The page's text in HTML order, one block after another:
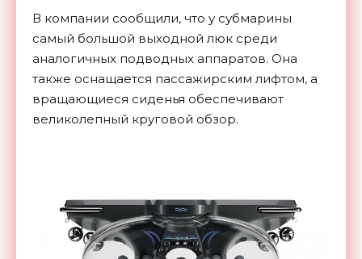
В компании сообщили, что у субмарины
самый большой выходной люк среди
аналогичных подводных аппаратов. Она
также оснащается пассажирским лифтом, а
вращающиеся сиденья обеспечивают
великолепный круговой обзор.